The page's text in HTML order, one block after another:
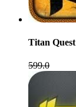
Titan Quest
599.0